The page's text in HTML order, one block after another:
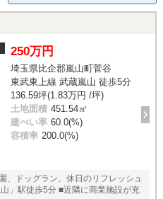
250万円
埼玉県比企郡嵐山町菅谷
東武東上線 武蔵嵐山 徒歩5分
136.59坪(1.83万円 /坪)
土地面積 451.54㎡
建ぺい率 60.0(%)
容積率 200.0(%)
、ドッグラン、休日のリフレッシュ
」駅徒歩5分 ■近隣に商業施設が充